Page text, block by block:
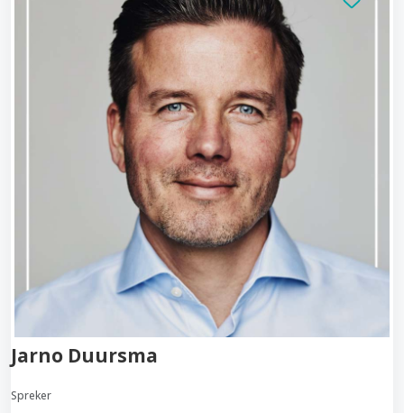
Jarno Duursma
Spreker